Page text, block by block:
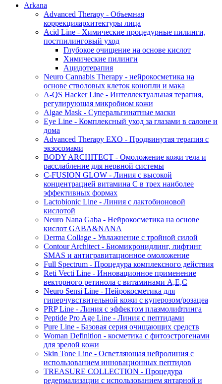
Arkana
Advanced Therapy - Объемная
коррекцияархитектуры лица
Acid Line - Химические процедурные пилинги,
постпилинговый уход
Глубокое очищение на основе кислот
Химические пилинги
Ацидотерапия
Neuro Cannabis Therapy - нейрокосметика на
основе стволовых клеток конопли и мака
A-QS Hacker Line - Интеллектуальная терапия,
регулирующая микробиом кожи
Algae Mask - Суперальгинатные маски
Eye Line - Комплексный уход за глазами в салоне и
дома
Advanced Therapy EXO - Продвинутая терапия с
экзосомами
BODY ARCHITECT - Омоложение кожи тела и
расслабление для нервной системы
C-FUSION GLOW - Линия с высокой
концентрацией витамина C в трех наиболее
эффективных формах
Lactobionic Line - Линия с лактобионовой
кислотой
Neuro Nana Gaba - Нейрокосметика на основе
кислот GABA&NANA
Derma Collage - Увлажнение с тройной силой
Contour Architect - Биомикронидлинг, лифтинг
SMAS и антигравитационное омоложение
Full Spectrum - Процедура комплексного действия
Reti Vecti Line - Инновационное применение
векторного ретинола с витаминами A,Е,С
Neuro Sensi Line - Нейрокосметика для
гиперчувствительной кожи с куперозом/розацеа
PRP Line - Линия с эффектом плазмолифтинга
Peptide Pro Age Line - Линия с пептидами
Pure Line - Базовая серия очищающих средств
Woman Definition - косметика с фитоэстрогенами
для зрелой кожи
Skin Tone Line - Осветляющая нейролиния с
использованием инновационных пептидов
TREASURE COLLECTION - Процедура
редермализации с использованием янтарной и